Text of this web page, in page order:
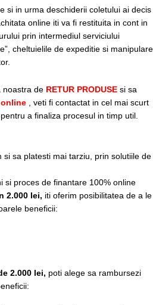
si in urma deschiderii coletului ai decis
online iti va fi restituita in cont in
prin intermediul serviciului
cheltuielile de expeditie si manipulare
noastra de RETUR PRODUSE si sa
, veti fi contactat in cel mai scurt
a finaliza procesul in timp util.
si sa platesti mai tarziu, prin solutiile de
si proces de finantare 100% online
2.000 lei, iti oferim posibilitatea de a le
beneficii:
2.000 lei, poti alege sa rambursezi